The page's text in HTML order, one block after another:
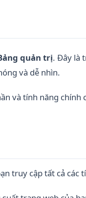
quản trị. Đây là
và dễ nhìn.
và tính năng
truy cập tất cả các